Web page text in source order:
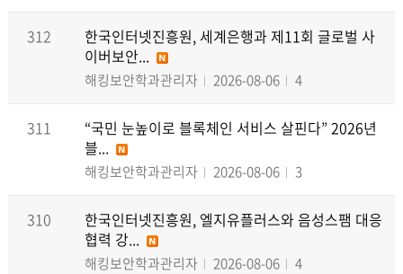
312
한국인터넷진흥원, 세계은행과 제11회 글로벌 사
이버보안...
해킹보안학과관리자 2026-08-06 4
311
“국민 눈높이로 블록체인 서비스 살핀다” 2026년
블...
해킹보안학과관리자 2026-08-06 3
310
한국인터넷진흥원, 엘지유플러스와 음성스팸 대응
협력 강...
해킹보안학과관리자 2026-08-06 4